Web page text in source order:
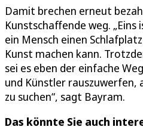
Damit brechen erneut
Kunstschaffende weg.
ein Mensch einen
Kunst machen kann.
sei es eben der einfache
und Künstler rauszuwerfen,
zu suchen“, sagt Bayram.
Das könnte Sie auch